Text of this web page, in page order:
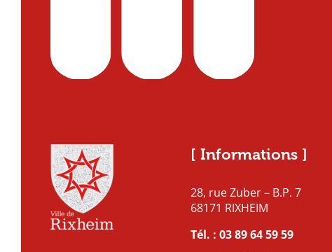
[ Informations ]
28, rue Zuber – B.P. 7
68171 RIXHEIM
Tél. : 03 89 64 59 59